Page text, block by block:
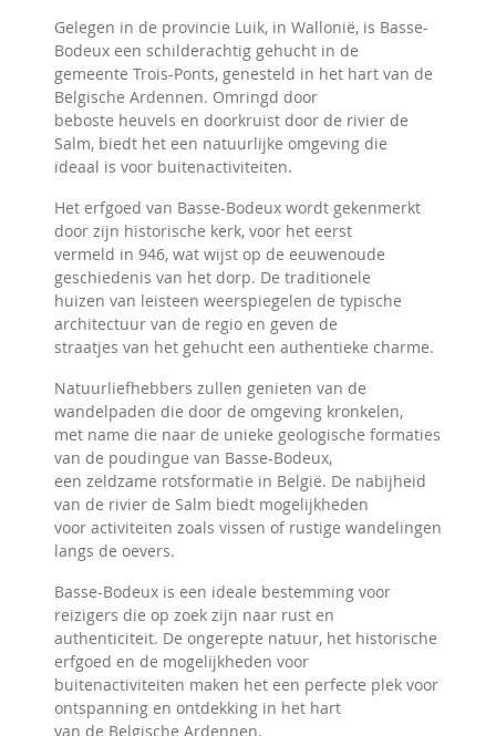
Gelegen in de provincie Luik, in Wallonië, is Basse-
Bodeux een schilderachtig gehucht in de
gemeente Trois-Ponts, genesteld in het hart van de
Belgische Ardennen. Omringd door
beboste heuvels en doorkruist door de rivier de
Salm, biedt het een natuurlijke omgeving die
ideaal is voor buitenactiviteiten.
Het erfgoed van Basse-Bodeux wordt gekenmerkt
door zijn historische kerk, voor het eerst
vermeld in 946, wat wijst op de eeuwenoude
geschiedenis van het dorp. De traditionele
huizen van leisteen weerspiegelen de typische
architectuur van de regio en geven de
straatjes van het gehucht een authentieke charme.
Natuurliefhebbers zullen genieten van de
wandelpaden die door de omgeving kronkelen,
met name die naar de unieke geologische formaties
van de poudingue van Basse-Bodeux,
een zeldzame rotsformatie in België. De nabijheid
van de rivier de Salm biedt mogelijkheden
voor activiteiten zoals vissen of rustige wandelingen
langs de oevers.
Basse-Bodeux is een ideale bestemming voor
reizigers die op zoek zijn naar rust en
authenticiteit. De ongerepte natuur, het historische
erfgoed en de mogelijkheden voor
buitenactiviteiten maken het een perfecte plek voor
ontspanning en ontdekking in het hart
van de Belgische Ardennen.